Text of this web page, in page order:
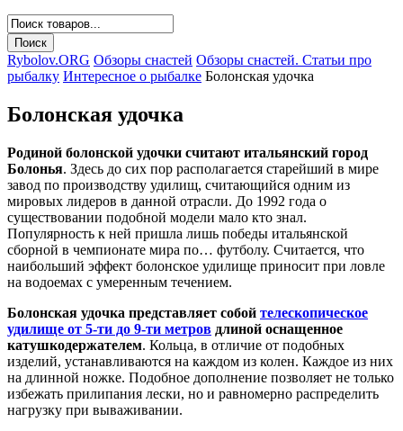
Rybolov.ORG Обзоры снастей Обзоры снастей. Статьи про
рыбалку Интересное о рыбалке Болонская удочка
Болонская удочка
Родиной болонской удочки считают итальянский город
Болонья. Здесь до сих пор располагается старейший в мире
завод по производству удилищ, считающийся одним из
мировых лидеров в данной отрасли. До 1992 года о
существовании подобной модели мало кто знал.
Популярность к ней пришла лишь победы итальянской
сборной в чемпионате мира по… футболу. Считается, что
наибольший эффект болонское удилище приносит при ловле
на водоемах с умеренным течением.
Болонская удочка представляет собой телескопическое
удилище от 5-ти до 9-ти метров длиной оснащенное
катушкодержателем. Кольца, в отличие от подобных
изделий, устанавливаются на каждом из колен. Каждое из них
на длинной ножке. Подобное дополнение позволяет не только
избежать прилипания лески, но и равномерно распределить
нагрузку при вываживании.